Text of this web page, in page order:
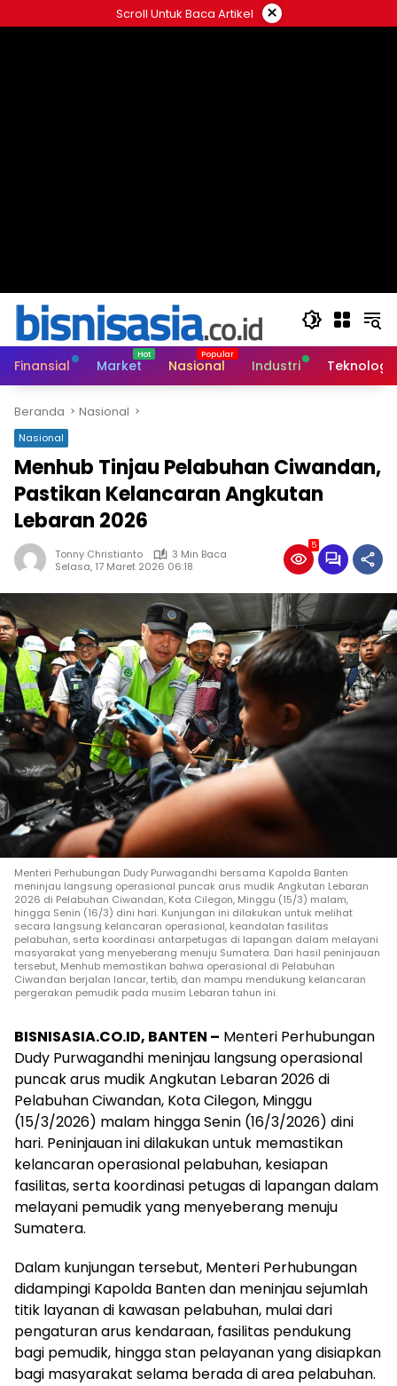
ke
Scroll Untuk Baca Artikel ×
Finansial Market Nasional Industri Teknologi
Beranda Nasional
Nasional
Menhub Tinjau Pelabuhan Ciwandan,
Pastikan Kelancaran Angkutan
Lebaran 2026
Tonny Christianto
3 Min Baca
Selasa, 17 Maret 2026 06:18
5
Menteri Perhubungan Dudy Purwagandhi bersama Kapolda Banten
meninjau langsung operasional puncak arus mudik Angkutan Lebaran
2026 di Pelabuhan Ciwandan, Kota Cilegon, Minggu (15/3) malam,
hingga Senin (16/3) dini hari. Kunjungan ini dilakukan untuk melihat
secara langsung kelancaran operasional, keandalan fasilitas
pelabuhan, serta koordinasi antarpetugas di lapangan dalam melayani
masyarakat yang menyeberang menuju Sumatera. Dari hasil peninjauan
tersebut, Menhub memastikan bahwa operasional di Pelabuhan
Ciwandan berjalan lancar, tertib, dan mampu mendukung kelancaran
pergerakan pemudik pada musim Lebaran tahun ini.
BISNISASIA.CO.ID, BANTEN – Menteri Perhubungan
Dudy Purwagandhi meninjau langsung operasional
puncak arus mudik Angkutan Lebaran 2026 di
Pelabuhan Ciwandan, Kota Cilegon, Minggu
(15/3/2026) malam hingga Senin (16/3/2026) dini
hari. Peninjauan ini dilakukan untuk memastikan
kelancaran operasional pelabuhan, kesiapan
fasilitas, serta koordinasi petugas di lapangan dalam
melayani pemudik yang menyeberang menuju
Sumatera.
Dalam kunjungan tersebut, Menteri Perhubungan
didampingi Kapolda Banten dan meninjau sejumlah
titik layanan di kawasan pelabuhan, mulai dari
pengaturan arus kendaraan, fasilitas pendukung
bagi pemudik, hingga stan pelayanan yang disiapkan
bagi masyarakat selama berada di area pelabuhan.